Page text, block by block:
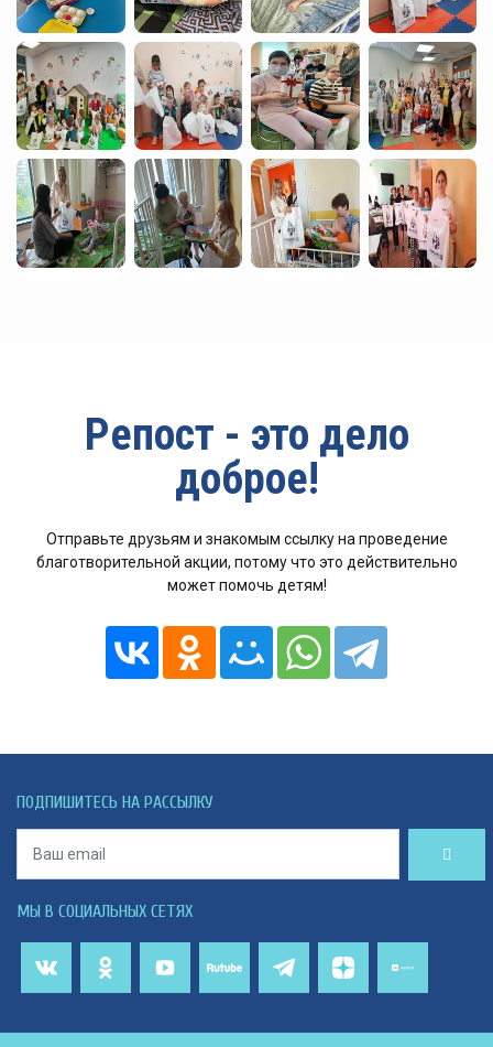
Репост - это дело
доброе!
Отправьте друзьям и знакомым ссылку на проведение
благотворительной акции, потому что это действительно
может помочь детям!
ПОДПИШИТЕСЬ НА РАССЫЛКУ
МЫ В СОЦИАЛЬНЫХ СЕТЯХ